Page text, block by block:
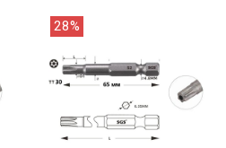
28%